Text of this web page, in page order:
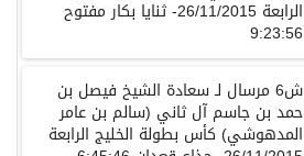
الرابعة 26/11/2015- ثنايا بكار مفتوح
9:23:56
ش6 مرسال لـ سعادة الشيخ فيصل بن
حمد بن جاسم آل ثاني (سالم بن عامر
المدهوشي) كأس بطولة الخليج الرابعة